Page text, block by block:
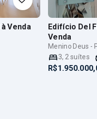
à Venda Edifício Del
Venda
Menino Deus -
3, 2 suítes